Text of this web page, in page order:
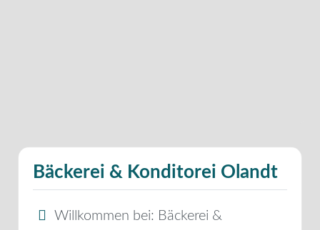
Bäckerei & Konditorei Olandt
Willkommen bei: Bäckerei &